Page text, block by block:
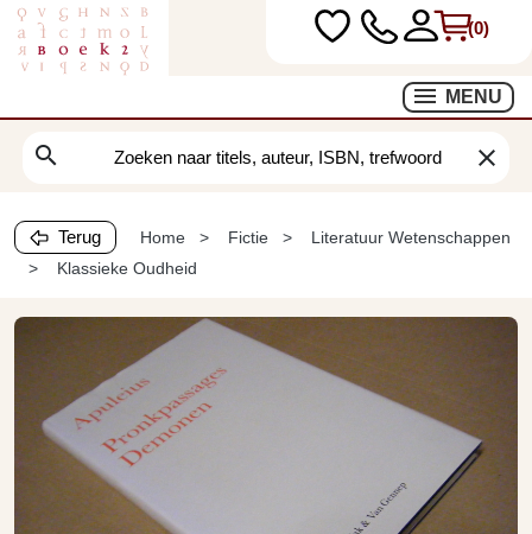
(0)
MENU
search clear
Terug Home Fictie
Literatuur Wetenschappen
Klassieke Oudheid